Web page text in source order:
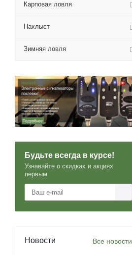
Карповая ловля
Нахлыст
Зимняя ловля
Будьте всегда в курсе!
Узнавайте о скидках и акциях
первым
Новости Все новости